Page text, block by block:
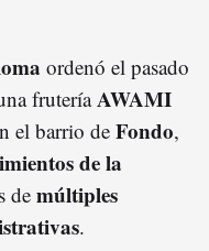
ordenó el pasado
fruteríaAWAMI
el barrio deFondo,
de la
de múltiples
.